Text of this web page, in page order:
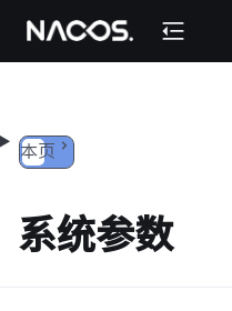
跳转到内容
本页
系统参数